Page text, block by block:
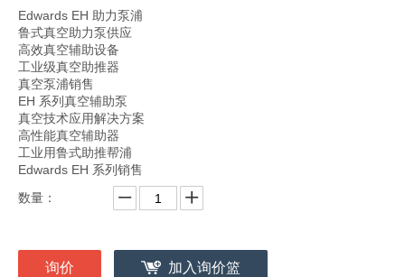
Edwards EH 助力泵浦
鲁式真空助力泵供应
高效真空辅助设备
工业级真空助推器
真空泵浦销售
EH 系列真空辅助泵
真空技术应用解决方案
高性能真空辅助器
工业用鲁式助推帮浦
Edwards EH 系列销售
数量：
询价 加入询价篮